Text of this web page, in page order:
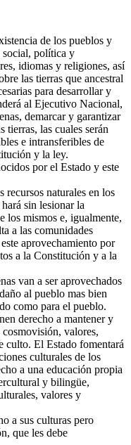
de los pueblos y
social, política y
idiomas y religiones, así
las tierras que ancestral
para desarrollar y
al Ejecutivo Nacional,
demarcar y garantizar
tierras, las cuales serán
e intransferibles de
y la ley.
por el Estado y este
naturales en los
sin lesionar la
los mismos e, igualmente,
a las comunidades
aprovechamiento por
a la Constitución y a la
van a ser aprovechados
al pueblo mas bien
como para el pueblo.
derecho a mantener y
valores,
culto. El Estado fomentará
culturales de los
a una educación propia
y bilingüe,
valores y
a sus culturas pero
que les debe